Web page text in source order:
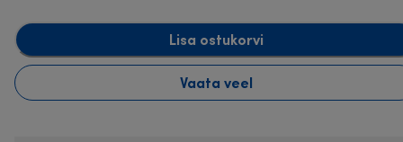
Lisa ostukorvi
Vaata veel